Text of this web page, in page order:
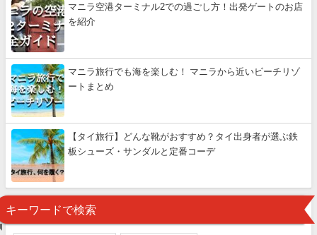
マニラ空港ターミナル2での過ごし方！出発ゲートのお店
を紹介
マニラ旅行でも海を楽しむ！ マニラから近いビーチリゾ
ートまとめ
【タイ旅行】どんな靴がおすすめ？タイ出身者が選ぶ鉄
板シューズ・サンダルと定番コーデ
キーワードで検索